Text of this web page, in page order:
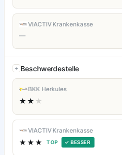
VIACTIV Krankenkasse
—
Beschwerdestelle
BKK Herkules
★★ ★
VIACTIV Krankenkasse
★★★ TOP ✓ BESSER